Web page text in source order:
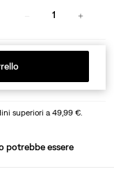
1
superiori a 49,99 €.
potrebbe essere